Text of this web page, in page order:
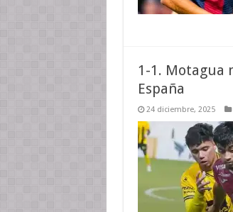
1-1. Motagua
España
24 diciembre, 2025